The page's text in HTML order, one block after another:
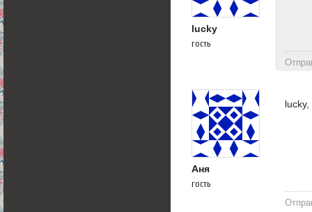
lucky
гость
Аня
гость
lucky,